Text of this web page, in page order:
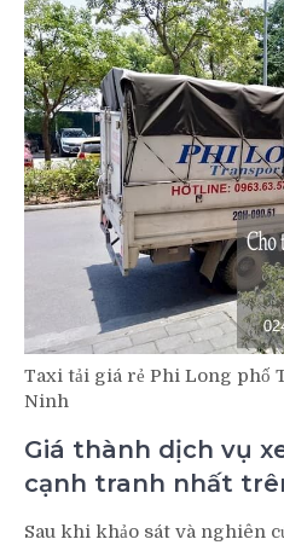
Taxi tải giá rẻ Phi Long phố
Ninh
Giá thành dịch vụ
cạnh tranh nhất
Sau khi khảo sát và nghiên